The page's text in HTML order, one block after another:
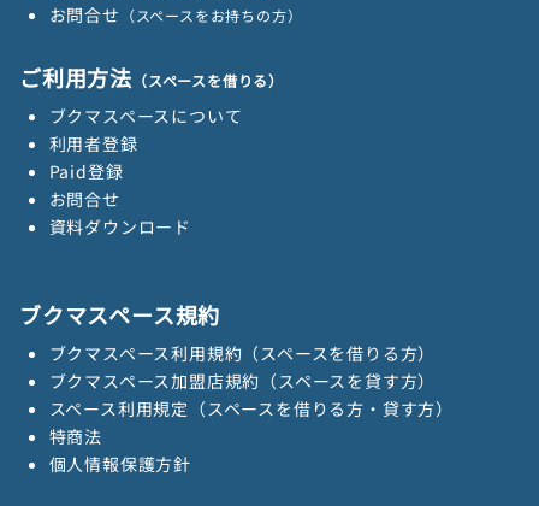
お問合せ （スペースをお持ちの方）
ご利用方法 （スペースを借りる）
ブクマスペースについて
利用者登録
Paid登録
お問合せ
資料ダウンロード
ブクマスペース規約
ブクマスペース利用規約（スペースを借りる方）
ブクマスペース加盟店規約（スペースを貸す方）
スペース利用規定（スペースを借りる方・貸す方）
特商法
個人情報保護方針